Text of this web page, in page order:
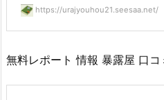
https://urajyouhou21.seesaa.net/
無料レポート 情報 暴露屋 口コ